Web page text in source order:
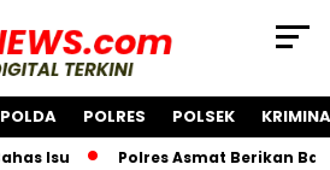
POLDA POLRES POLSEK
Polres Asmat Berikan Bantuan